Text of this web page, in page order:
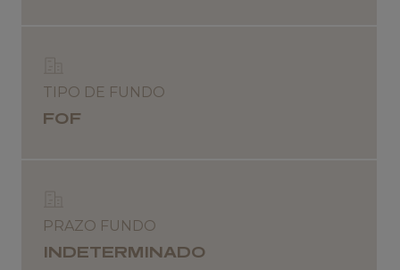
TIPO DE FUNDO
FOF
PRAZO FUNDO
INDETERMINADO